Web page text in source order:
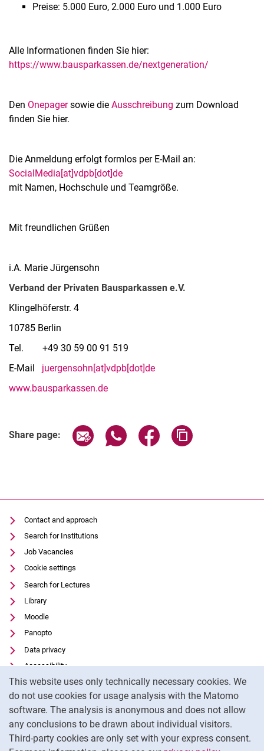
This website uses only technically necessary cookies. We
do not use cookies for usage analysis with the Matomo
software. The analysis is anonymous and does not allow
any conclusions to be drawn about individual visitors.
Third-party cookies are only set with your express consent.
Preise: 5.000 Euro, 2.000 Euro und 1.000 Euro
Alle Informationen finden Sie hier:
https://www.bausparkassen.de/nextgeneration/
Den Onepagersowie die Ausschreibung zum Download
finden Sie hier.
Die Anmeldung erfolgt formlos per E-Mail an:
SocialMedia[at]vdpb[dot]de
mit Namen, Hochschule und Teamgröße.
Mit freundlichen Grüßen
i.A. Marie Jürgensohn
Verband der Privaten Bausparkassen e.V.
Klingelhöferstr. 4
10785 Berlin
Tel. +49 30 59 00 91 519
E-Mail juergensohn[at]vdpb[dot]de
www.bausparkassen.de
Share page: Share page via email
Share page via WhatsApp
Share page via
Contact and approach
Search for Institutions
Job Vacancies
Cookie settings
Search for Lectures
Library
Moodle
Panopto
Data privacy
Accessibility
Transparenter KI-Einsatz
Legal notice
External link: University of Kassel on
Facebook(opens in new window)
External link: University of Kassel on
Instagram(opens in new window)